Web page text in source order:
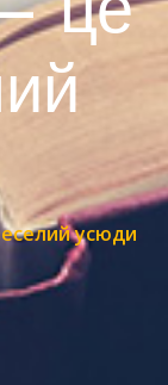
усюди